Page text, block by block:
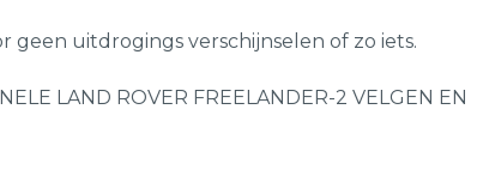
geen uitdrogings verschijnselen of zo iets.
LAND ROVER FREELANDER-2 VELGEN EN